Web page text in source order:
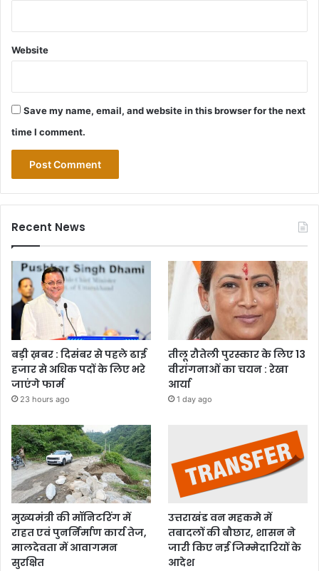
Website
Save my name, email, and website in this browser for the next
time I comment.
Recent News
बड़ी ख़बर : दिसंबर से पहले ढाई
हजार से अधिक पदों के लिए भरे
जाएंगे फार्म
23 hours ago
तीलू रौतेली पुरस्कार के लिए 13
वीरांगनाओं का चयन : रेखा
आर्या
1 day ago
मुख्यमंत्री की मॉनिटरिंग में
राहत एवं पुनर्निर्माण कार्य तेज,
मालदेवता में आवागमन
सुरक्षित
उत्तराखंड वन महकमे में
तबादलों की बौछार, शासन ने
जारी किए नई जिम्मेदारियों के
आदेश